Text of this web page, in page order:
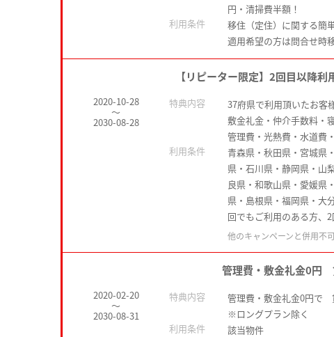
円・清掃費半額！
利用条件
移住（定住）に関する
適用希望の方は問合せ時
【リピーター限定】2回目以降
2020-10-28
～
2030-08-28
特典内容
37府県で利用頂いたお客
敷金礼金・仲介手数料・
管理費・光熱費・水道費
利用条件
青森県・秋田県・宮城県
県・石川県・静岡県・山
良県・和歌山県・愛媛県
県・島根県・福岡県・大
回でもご利用のある方、
他のキャンペーンと併用不
管理費・敷金礼金0円
2020-02-20
～
2030-08-31
特典内容
管理費・敷金礼金0円で
※ロングプラン除く
利用条件
該当物件